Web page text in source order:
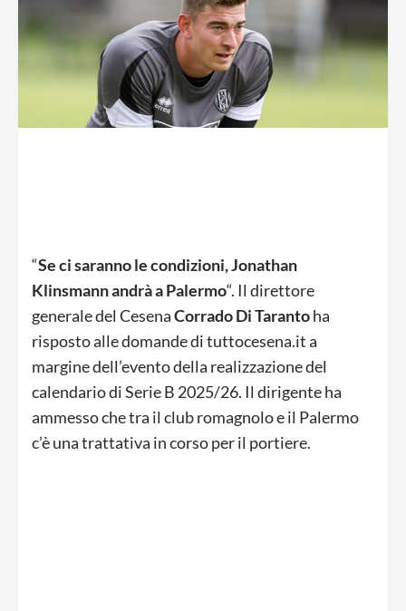
“Se ci saranno le condizioni, Jonathan
Klinsmann andrà a Palermo“. Il direttore
generale del CesenaCorrado Di Tarantoha
risposto alle domande di tuttocesena.it a
margine dell’evento della realizzazione del
calendario di Serie B 2025/26. Il dirigente ha
ammesso che tra il club romagnolo e il Palermo
c’è una trattativa in corso per il portiere.